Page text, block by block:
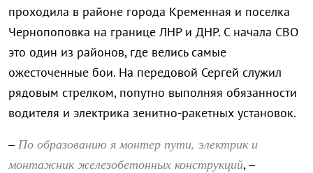
проходила в районе города Кременная и поселка
Чернопоповка на границе ЛНР и ДНР. С начала СВО
это один из районов, где велись самые
ожесточенные бои. На передовой Сергей служил
рядовым стрелком, попутно выполняя обязанности
водителя и электрика зенитно-ракетных установок.
–По образованию я монтер пути, электрик и
монтажник железобетонных конструкций, –